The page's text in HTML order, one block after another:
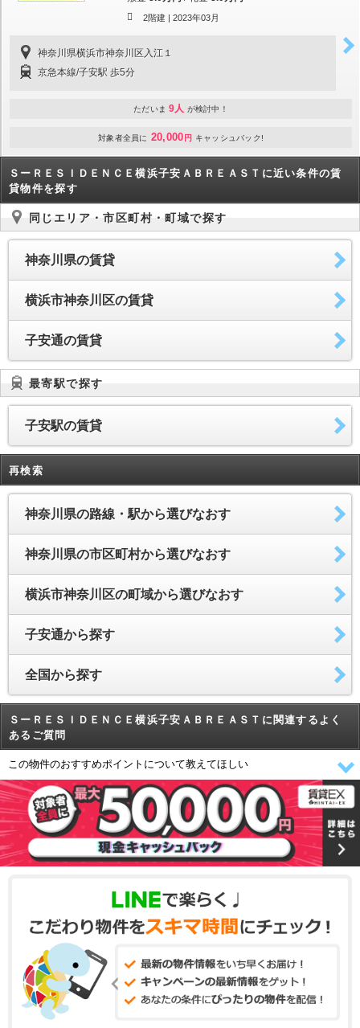
2階建 | 2023年03月
神奈川県横浜市神奈川区入江１
京急本線/子安駅 歩5分
ただいま 9人 が検討中！
対象者全員に 20,000 円 キャッシュバック!
ＳーＲＥＳＩＤＥＮＣＥ横浜子安ＡＢＲＥＡＳＴに近い条件の賃
貸物件を探す
同じエリア・市区町村・町域で探す
神奈川県の賃貸
横浜市神奈川区の賃貸
子安通の賃貸
最寄駅で探す
子安駅の賃貸
再検索
神奈川県の路線・駅から選びなおす
神奈川県の市区町村から選びなおす
横浜市神奈川区の町域から選びなおす
子安通から探す
全国から探す
ＳーＲＥＳＩＤＥＮＣＥ横浜子安ＡＢＲＥＡＳＴに関連するよく
あるご質問
この物件のおすすめポイントについて教えてほしい